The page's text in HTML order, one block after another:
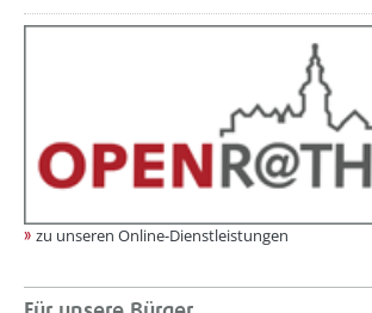
zu unseren Online-Dienstleistungen